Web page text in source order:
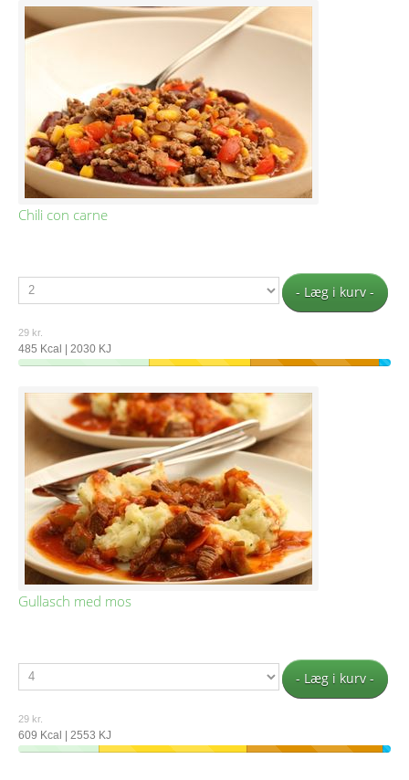
Chili con carne
- Læg i kurv -
29 kr.
485 Kcal | 2030 KJ
Gullasch med mos
- Læg i kurv -
29 kr.
609 Kcal | 2553 KJ